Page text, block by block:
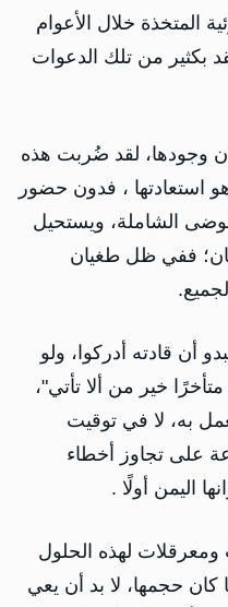
المتخذة خلال الأعوام
بكثير من تلك الدعوات
وجودها، لقد ضُربت هذه
استعادتها ، فدون حضور
الشاملة، ويستحيل
ففي ظل طغيان
أن قادته أدركوا، ولو
خير من ألا تأتي"،
به، لا في توقيت
على تجاوز أخطاء
اليمن أولًا .
لهذه الحلول
كان حجمها، لا بد أن يعي